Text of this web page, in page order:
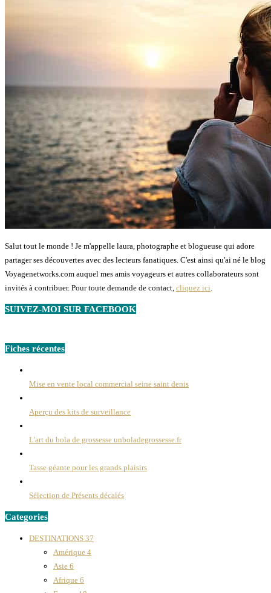
Salut tout le monde ! Je m'appelle laura, photographe et blogueuse qui adore
partager ses découvertes avec des lecteurs fanatiques. C'est ainsi qu'ai né le blog
Voyagenetworks.com auquel mes amis voyageurs et autres collaborateurs sont
invités à contribuer. Pour toute demande de contact, cliquez ici.
SUIVEZ-MOI SUR FACEBOOK
Fiches récentes
Mise en vente local commercial seine saint denis
Aperçu des kits de surveillance
L'art du bola de grossesse unboladegrossesse.fr
Tasse géante pour les grands plaisirs
Sélection de Présents décalés
Categories
DESTINATIONS 37
Amérique 4
Asie 6
Afrique 6